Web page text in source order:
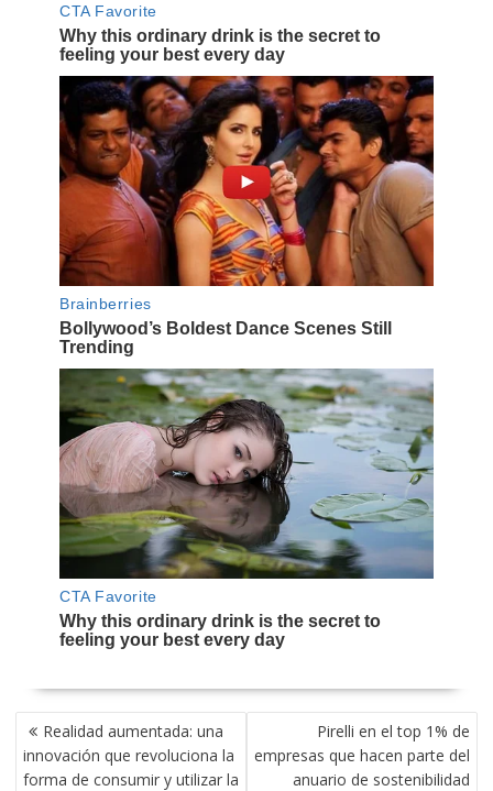
NAVEGACIÓN
DE
ENTRADAS
Realidad aumentada: una
innovación que revoluciona la
forma de consumir y utilizar la
Pirelli en el top 1% de
empresas que hacen parte del
anuario de sostenibilidad